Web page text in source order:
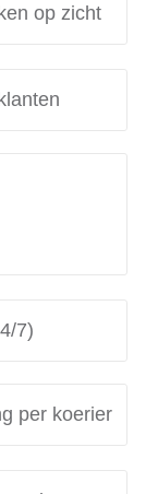
op zicht
7)
per koerier